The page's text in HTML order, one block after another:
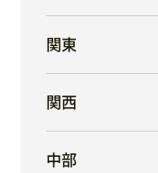
関東
関西
中部